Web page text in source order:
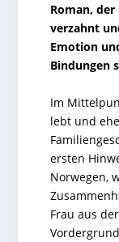
Roman,
verzahnt
Emotion
Bindungen
Im
lebt und
ersten
Norwegen,
Frau aus